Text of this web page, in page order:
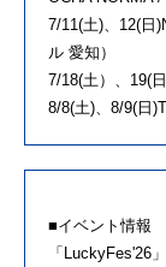
7/11(土)、12(日
ル 愛知）
7/18(土）、19(
8/8(土)、8/9(日
■イベント情報
「LuckyFes'26」